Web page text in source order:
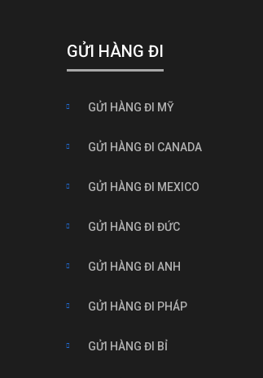
GỬI HÀNG ĐI
GỬI HÀNG ĐI MỸ
GỬI HÀNG ĐI CANADA
GỬI HÀNG ĐI MEXICO
GỬI HÀNG ĐI ĐỨC
GỬI HÀNG ĐI ANH
GỬI HÀNG ĐI PHÁP
GỬI HÀNG ĐI BỈ